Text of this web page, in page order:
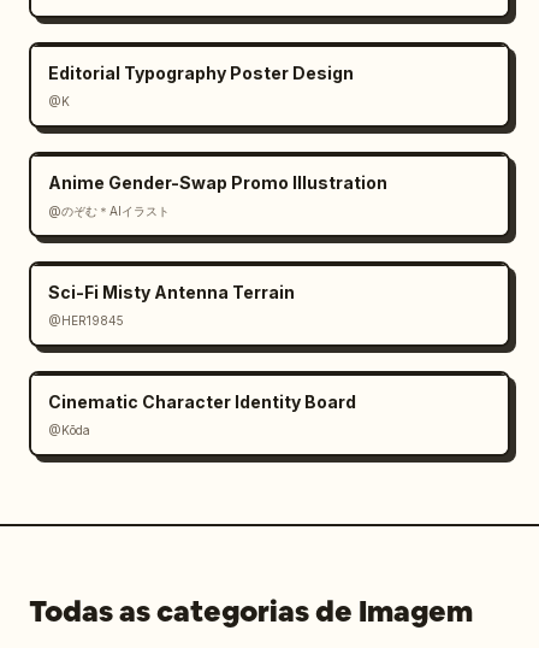
Editorial Typography Poster Design
@K
Anime Gender-Swap Promo Illustration
@のぞむ＊AIイラスト
Sci-Fi Misty Antenna Terrain
@HER19845
Cinematic Character Identity Board
@Kōda
Todas as categorias de Imagem